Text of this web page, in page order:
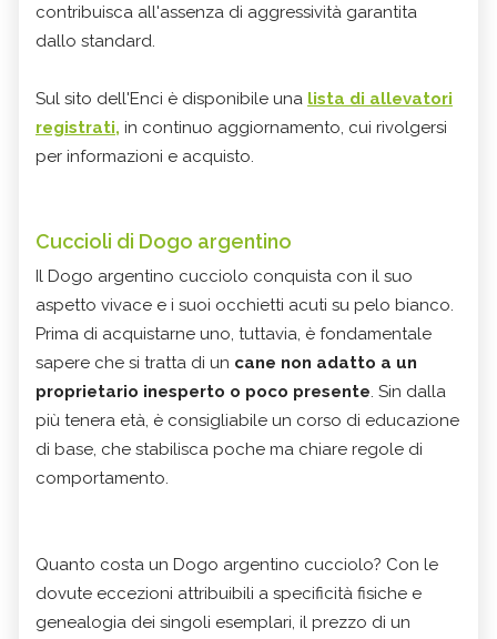
contribuisca all'assenza di aggressività garantita
dallo standard.
Sul sito dell'Enci è disponibile una lista di allevatori
registrati, in continuo aggiornamento, cui rivolgersi
per informazioni e acquisto.
Cuccioli di Dogo argentino
Il Dogo argentino cucciolo conquista con il suo
aspetto vivace e i suoi occhietti acuti su pelo bianco.
Prima di acquistarne uno, tuttavia, è fondamentale
sapere che si tratta di un cane non adatto a un
proprietario inesperto o poco presente . Sin dalla
più tenera età, è consigliabile un corso di educazione
di base, che stabilisca poche ma chiare regole di
comportamento.
Quanto costa un Dogo argentino cucciolo? Con le
dovute eccezioni attribuibili a specificità fisiche e
genealogia dei singoli esemplari, il prezzo di un